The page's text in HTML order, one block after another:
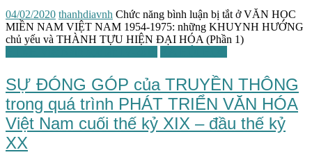
04/02/2020 thanhdiavnh Chức năng bình luận bị tắt ở VĂN HỌC
MIỀN NAM VIỆT NAM 1954-1975: những KHUYNH HƯỚNG
chủ yếu và THÀNH TỰU HIỆN ĐẠI HÓA (Phần 1)
SỰ ĐÓNG GÓP của TRUYỀN THÔNG
trong quá trình PHÁT TRIỂN VĂN HÓA
Việt Nam cuối thế kỷ XIX – đầu thế kỷ
XX